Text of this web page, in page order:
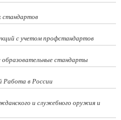
стандартов
с учетом профстандартов
образовательные стандарты
Работа в России
и служебного оружия и